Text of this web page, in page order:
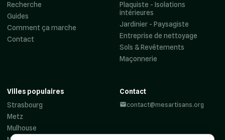
Recherche
Guides
Comment ça marche
Contact
Plaquiste - Isolations
intérieures
Jardinier - Paysagiste
Entreprise de nettoyage
Sols & Revêtements
Maçonnerie
Villes populaires
Strasbourg
Metz
Mulhouse
Contact
contact@mesartisans.org